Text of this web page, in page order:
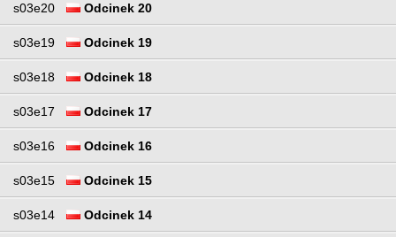
s03e20 Odcinek 20
s03e19 Odcinek 19
s03e18 Odcinek 18
s03e17 Odcinek 17
s03e16 Odcinek 16
s03e15 Odcinek 15
s03e14 Odcinek 14